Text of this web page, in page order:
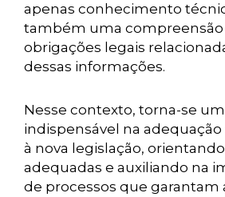
apenas conhecimento
também uma
obrigações legais
dessas informações.
Nesse contexto, torna-se
indispensável na
à nova legislação,
adequadas e auxiliando na
de processos que garantam